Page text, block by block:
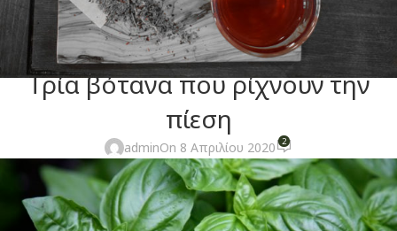
ΥΓΕΊΑ ΚΑΙ ΕΥΕΞΊΑ
Τρία βότανα που ρίχνουν την
πίεση
adminOn 8 Απριλίου 2020 2